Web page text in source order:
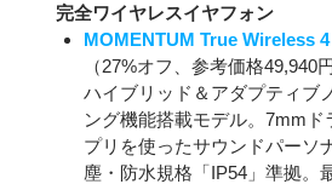
完全ワイヤレスイヤフォン
MOMENTUM True Wireless 4
（27%オフ、参考価格49,940円
ハイブリッド＆アダプティブ
ング機能搭載モデル。7mmド
プリを使ったサウンドパーソ
塵・防水規格「IP54」準拠。